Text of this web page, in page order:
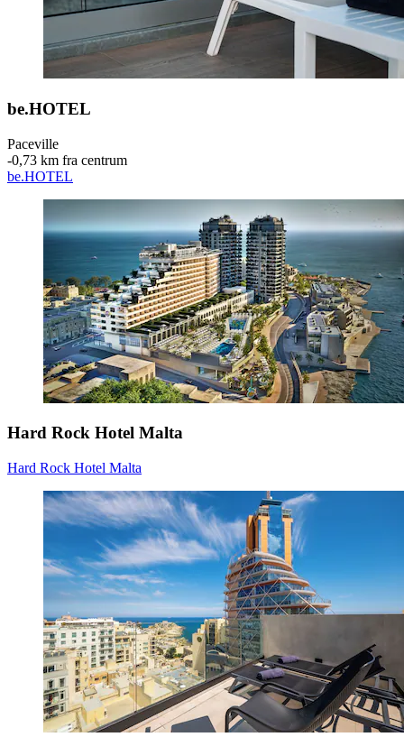
be.HOTEL
Paceville
‐0,73 km fra centrum
be.HOTEL
Hard Rock Hotel Malta
Hard Rock Hotel Malta